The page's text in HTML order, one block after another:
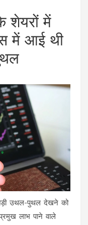
शेयरों में
में आई थी
बड़ी उथल-पुथल देखने को
लाभ पाने वाले